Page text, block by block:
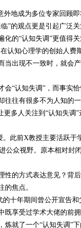
外地成为多位专家回顾
”的观点更是引起广泛
化的“认知失调”更值得
在认知心理学的创始人
出现不一致时，就会
“认知失调”，而事实
往往有很多不为人知的
多人关注到“认知失调
此前X教授主要活跃于
公众视野。原本相对封
性的方式表达意见？背
的焦点。
十年期间曾公开宣告
既享受过学术大佬的前
就了一个“认知失调”